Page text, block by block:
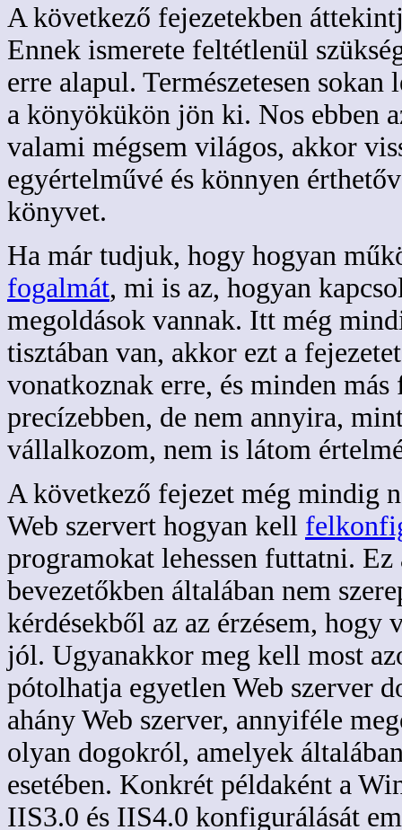
A következő fejezetekben
Ennek ismerete feltétlenül
erre alapul. Természetesen
a könyökükön jön ki. Nos ebben
valami mégsem világos, akkor
egyértelművé és könnyen
könyvet.
Ha már tudjuk, hogy hogyan
fogalmát, mi is az, hogyan
megoldások vannak. Itt még
tisztában van, akkor ezt a
vonatkoznak erre, és minden
precízebben, de nem annyira,
vállalkozom, nem is látom
A következő fejezet még mindig
Web szervert hogyan kell
programokat lehessen futtatni.
bevezetőkben általában nem
kérdésekből az az érzésem,
jól. Ugyanakkor meg kell most
pótolhatja egyetlen Web szerver
ahány Web szerver, annyiféle
olyan dogokról, amelyek
esetében. Konkrét példaként a
IIS3.0 és IIS4.0 konfigurálását